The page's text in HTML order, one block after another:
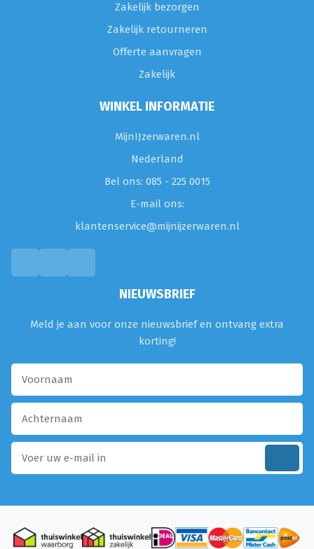
Zakelijk bezorgen
Zakelijk retourneren
Offerte aanvragen
Zakelijk
WINKEL INFORMATIE
MijnIJzerwaren.nl
Nederland
Bel ons: 085 - 225 0015
E-mail ons:
klantenservice@mijnijzerwaren.nl
NIEUWSBRIEF
Meld je aan voor onze nieuwsbrief en ontvang extra
korting!